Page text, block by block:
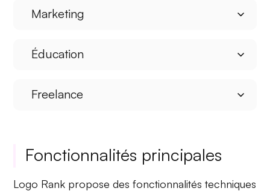
Marketing
Éducation
Freelance
Fonctionnalités principales
Logo Rank propose desfonctionnalités techniques